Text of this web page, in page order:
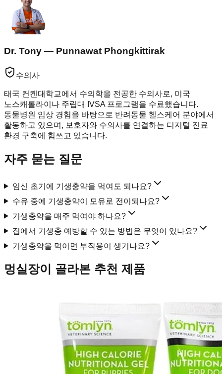
Dr. Tony — Punnawat Phongkittirak
수의사
태국 컨켄대학교에서 수의학을 전공한 수의사로, 미국
노스캐롤라이나 주립대 IVSA 프로그램을 수료했습니다.
동물병원 임상 경험을 바탕으로 반려동물 헬스케어 분야에서
활동하고 있으며, 보호자와 수의사를 연결하는 디지털 진료
환경 구축에 힘쓰고 있습니다.
자주 묻는 질문
임신 초기에 기생충약을 먹여도 되나요?
수유 중에 기생충약이 모유로 전이되나요?
기생충약을 매주 먹여야 하나요?
집에서 기생충 예방할 수 있는 방법은 무엇이 있나요?
기생충약을 먹이면 부작용이 생기나요?
멍실장이 골라본 추천 제품